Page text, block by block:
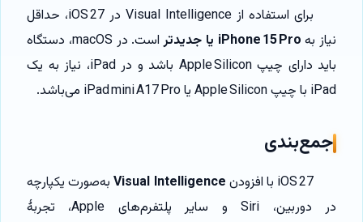
برای استفاده از Visual Intelligence در iOS 27، حداقل
نیاز به iPhone 15 Pro یا جدیدتر
است. در macOS، دستگاه
باید دارای چیپ Apple Silicon باشد و در iPad، نیاز به یک
iPad با چیپ Apple Silicon یا iPad mini A17 Pro می‌باشد.
جمع‌بندی
iOS 27 با افزودن Visual Intelligenceبه‌صورت یکپارچه
در دوربین، Siri و سایر پلتفرم‌های Apple، تجربهٔ